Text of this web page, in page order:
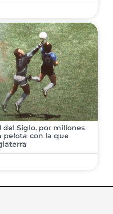
del Siglo, por millones
pelota con la que